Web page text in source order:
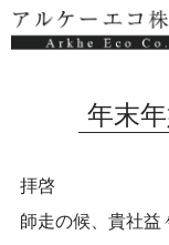
年末
拝啓
師走の候、貴社益